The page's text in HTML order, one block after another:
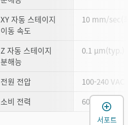
XY 자동 스테이지
이동 속도
10 mm/sec(
Z 자동 스테이지
분해능
0.1 µm(typ.)
전원 전압
100-240
소비 전력
60 VA
서포트